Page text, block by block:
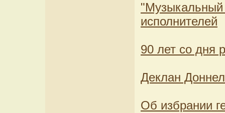
исполнителей
90 лет со дня
Деклан
Об избрании